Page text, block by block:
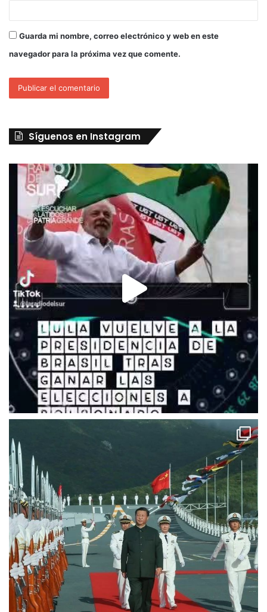
Guarda mi nombre, correo electrónico y web en este
navegador para la próxima vez que comente.
Síguenos en Instagram